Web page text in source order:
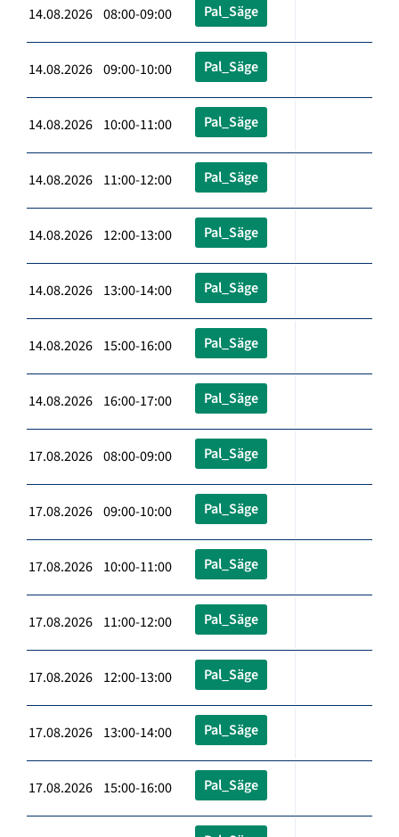
14.08.2026 08:00-09:00 Pal_Säge
14.08.2026 09:00-10:00 Pal_Säge
14.08.2026 10:00-11:00 Pal_Säge
14.08.2026 11:00-12:00 Pal_Säge
14.08.2026 12:00-13:00 Pal_Säge
14.08.2026 13:00-14:00 Pal_Säge
14.08.2026 15:00-16:00 Pal_Säge
14.08.2026 16:00-17:00 Pal_Säge
17.08.2026 08:00-09:00 Pal_Säge
17.08.2026 09:00-10:00 Pal_Säge
17.08.2026 10:00-11:00 Pal_Säge
17.08.2026 11:00-12:00 Pal_Säge
17.08.2026 12:00-13:00 Pal_Säge
17.08.2026 13:00-14:00 Pal_Säge
17.08.2026 15:00-16:00 Pal_Säge